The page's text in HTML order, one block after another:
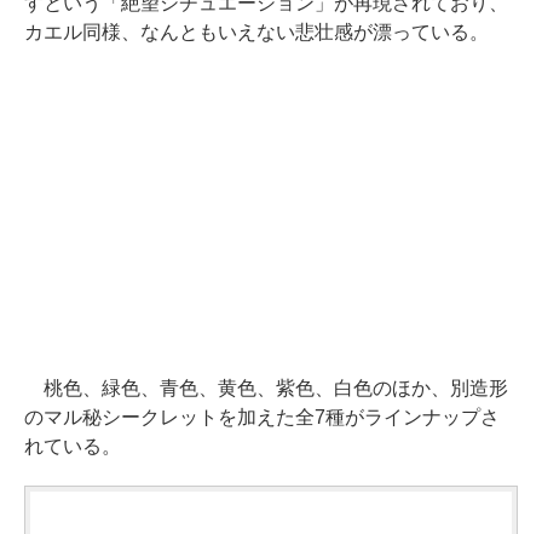
カエル同様、なんともいえない悲壮感が漂っている。
桃色、緑色、青色、黄色、紫色、白色のほか、別造形
のマル秘シークレットを加えた全7種がラインナップさ
れている。